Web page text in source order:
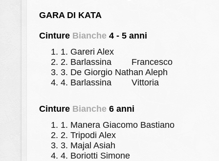
GARA DI KATA
Cinture Bianche 4 - 5 anni
1. Gareri Alex
2. Barlassina
Francesco
3. De Giorgio Nathan Aleph
4. Barlassina Vittoria
Cinture Bianche 6 anni
1. Manera Giacomo Bastiano
2. Tripodi Alex
3. Majal Asiah
4. Boriotti Simone